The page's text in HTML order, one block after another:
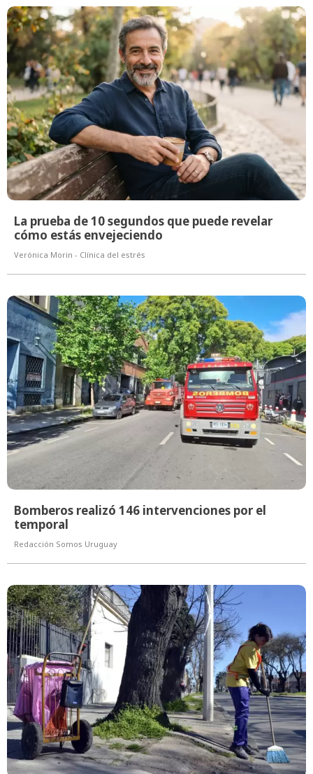
La prueba de 10 segundos que puede revelar
cómo estás envejeciendo
Verónica Morin - Clínica del estrés
Bomberos realizó 146 intervenciones por el
temporal
Redacción Somos Uruguay